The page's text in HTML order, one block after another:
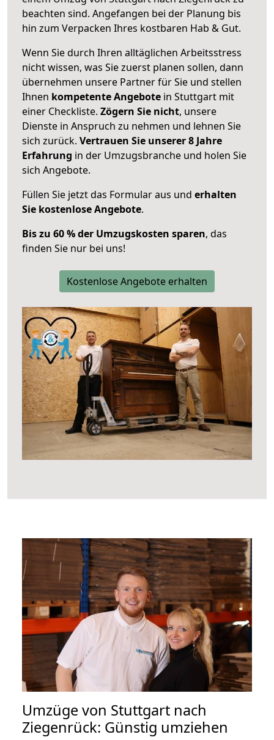
beachten sind. Angefangen bei der Planung bis
hin zum Verpacken Ihres kostbaren Hab & Gut.
Wenn Sie durch Ihren alltäglichen Arbeitsstress
nicht wissen, was Sie zuerst planen sollen, dann
übernehmen unsere Partner für Sie und stellen
Ihnen kompetente Angebote in Stuttgart mit
einer Checkliste. Zögern Sie nicht, unsere
Dienste in Anspruch zu nehmen und lehnen Sie
sich zurück. Vertrauen Sie unserer 8 Jahre
Erfahrung in der Umzugsbranche und holen Sie
sich Angebote.
Füllen Sie jetzt das Formular aus und erhalten
Sie kostenlose Angebote.
Bis zu 60 % der Umzugskosten sparen, das
finden Sie nur bei uns!
Kostenlose Angebote erhalten
Umzüge von Stuttgart nach
Ziegenrück: Günstig umziehen